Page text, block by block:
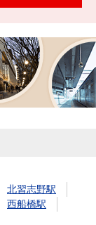
住まい1プ
ラス（お
住まい1プ
閉じる
北習志野駅
西船橋駅